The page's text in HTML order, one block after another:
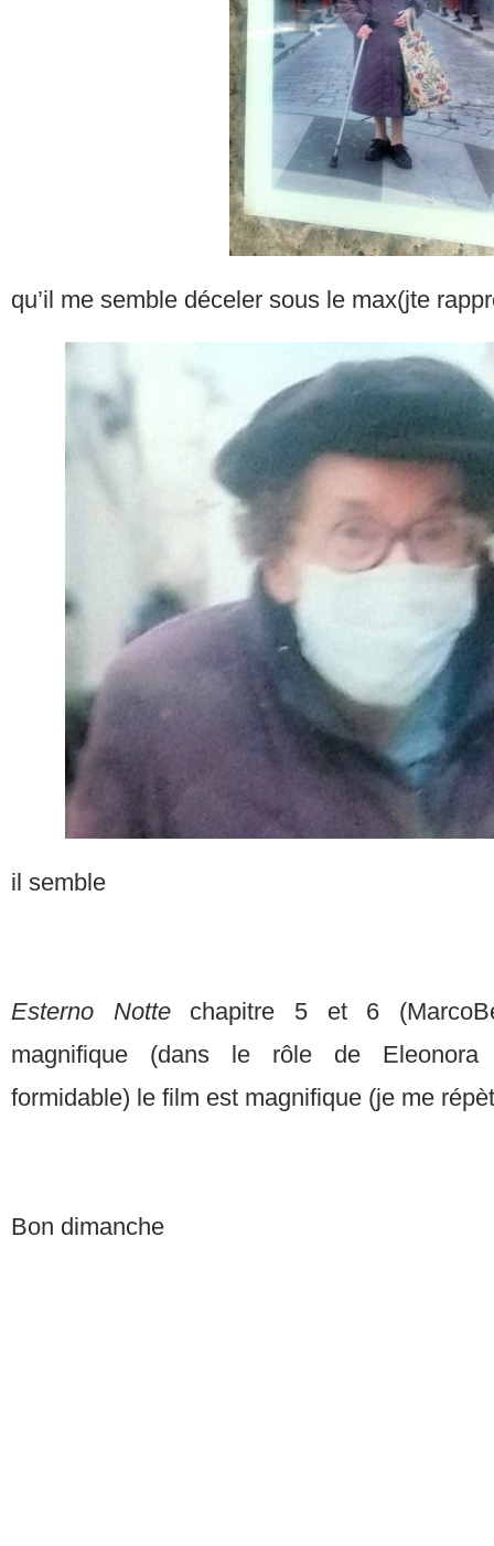
qu’il me semble déceler sous le max(jte
il semble
Esterno Notte chapitre 5 et 6
magnifique (dans le rôle de Eleonora
formidable) le film est magnifique (je me
Bon dimanche